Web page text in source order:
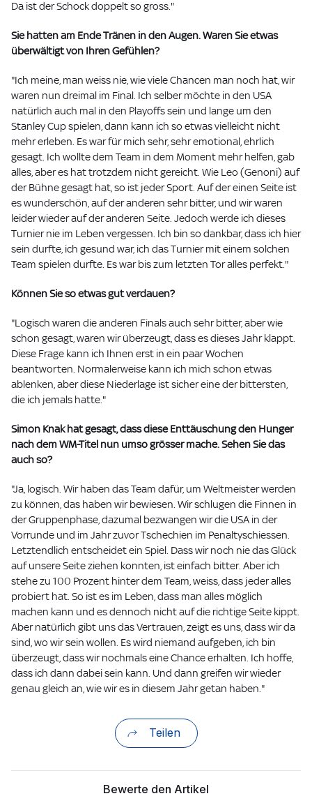
Da ist der Schock doppelt so gross."
Sie hatten am Ende Tränen in den Augen. Waren Sie etwas
überwältigt von Ihren Gefühlen?
"Ich meine, man weiss nie, wie viele Chancen man noch hat, wir
waren nun dreimal im Final. Ich selber möchte in den USA
natürlich auch mal in den Playoffs sein und lange um den
Stanley Cup spielen, dann kann ich so etwas vielleicht nicht
mehr erleben. Es war für mich sehr, sehr emotional, ehrlich
gesagt. Ich wollte dem Team in dem Moment mehr helfen, gab
alles, aber es hat trotzdem nicht gereicht. Wie Leo (Genoni) auf
der Bühne gesagt hat, so ist jeder Sport. Auf der einen Seite ist
es wunderschön, auf der anderen sehr bitter, und wir waren
leider wieder auf der anderen Seite. Jedoch werde ich dieses
Turnier nie im Leben vergessen. Ich bin so dankbar, dass ich hier
sein durfte, ich gesund war, ich das Turnier mit einem solchen
Team spielen durfte. Es war bis zum letzten Tor alles perfekt."
Können Sie so etwas gut verdauen?
"Logisch waren die anderen Finals auch sehr bitter, aber wie
schon gesagt, waren wir überzeugt, dass es dieses Jahr klappt.
Diese Frage kann ich Ihnen erst in ein paar Wochen
beantworten. Normalerweise kann ich mich schon etwas
ablenken, aber diese Niederlage ist sicher eine der bittersten,
die ich jemals hatte."
Simon Knak hat gesagt, dass diese Enttäuschung den Hunger
nach dem WM-Titel nun umso grösser mache. Sehen Sie das
auch so?
"Ja, logisch. Wir haben das Team dafür, um Weltmeister werden
zu können, das haben wir bewiesen. Wir schlugen die Finnen in
der Gruppenphase, dazumal bezwangen wir die USA in der
Vorrunde und im Jahr zuvor Tschechien im Penaltyschiessen.
Letztendlich entscheidet ein Spiel. Dass wir noch nie das Glück
auf unsere Seite ziehen konnten, ist einfach bitter. Aber ich
stehe zu 100 Prozent hinter dem Team, weiss, dass jeder alles
probiert hat. So ist es im Leben, dass man alles möglich
machen kann und es dennoch nicht auf die richtige Seite kippt.
Aber natürlich gibt uns das Vertrauen, zeigt es uns, dass wir da
sind, wo wir sein wollen. Es wird niemand aufgeben, ich bin
überzeugt, dass wir nochmals eine Chance erhalten. Ich hoffe,
dass ich dann dabei sein kann. Und dann greifen wir wieder
genau gleich an, wie wir es in diesem Jahr getan haben."
Teilen
Bewerte den Artikel